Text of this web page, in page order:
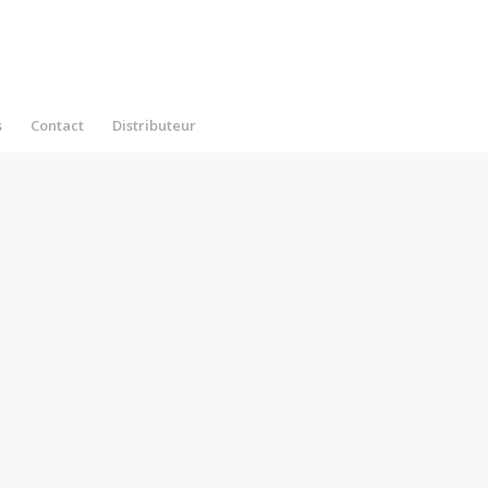
Contact Distributeur